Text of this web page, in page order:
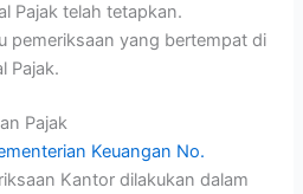
Pajak telah tetapkan.
pemeriksaan yang bertempat di
Pajak.
Pajak
Keuangan No.
Kantor dilakukan dalam